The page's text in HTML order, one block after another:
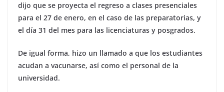
dijo que se proyecta el regreso a clases presenciales
para el 27 de enero, en el caso de las preparatorias, y
el día 31 del mes para las licenciaturas y posgrados.
De igual forma, hizo un llamado a que los estudiantes
acudan a vacunarse, así como el personal de la
universidad.